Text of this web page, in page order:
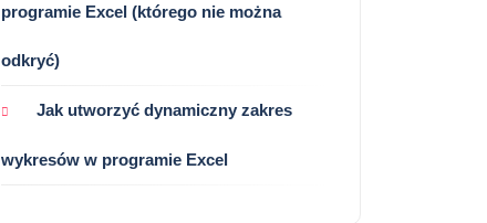
programie Excel (którego nie można
odkryć)
Jak utworzyć dynamiczny zakres
wykresów w programie Excel